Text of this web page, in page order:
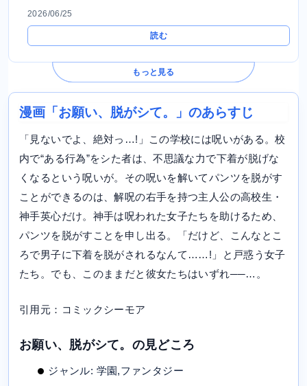
2026/06/25
読む
もっと見る
漫画「お願い、脱がシて。」のあらすじ
「見ないでよ、絶対っ…!」この学校には呪いがある。校
内で“ある行為”をシた者は、不思議な力で下着が脱げな
くなるという呪いが。その呪いを解いてパンツを脱がす
ことができるのは、解呪の右手を持つ主人公の高校生・
神手英心だけ。神手は呪われた女子たちを助けるため、
パンツを脱がすことを申し出る。「だけど、こんなとこ
ろで男子に下着を脱がされるなんて……!」と戸惑う女子
たち。でも、このままだと彼女たちはいずれ──…。
引用元：コミックシーモア
お願い、脱がシて。の見どころ
ジャンル: 学園,ファンタジー